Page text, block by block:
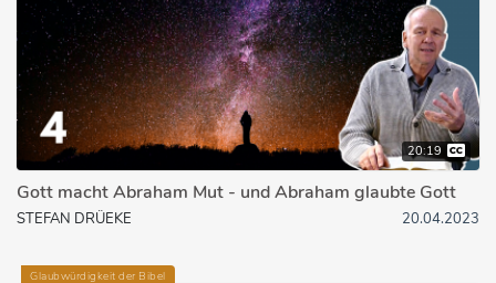
20:19
Gott macht Abraham Mut - und Abraham glaubte Gott
STEFAN DRÜEKE 20.04.2023
Glaubwürdigkeit der Bibel